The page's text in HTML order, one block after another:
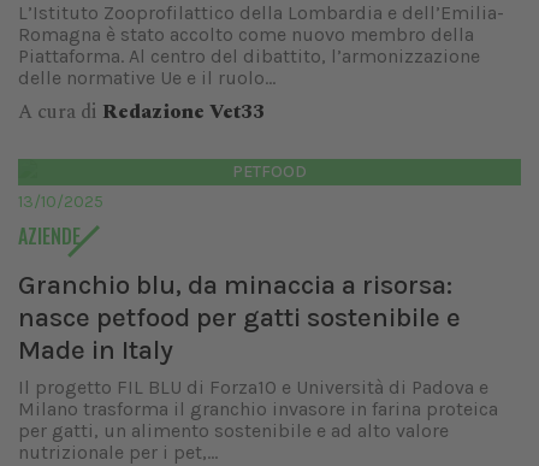
L’Istituto Zooprofilattico della Lombardia e dell’Emilia-
Romagna è stato accolto come nuovo membro della
Piattaforma. Al centro del dibattito, l’armonizzazione
delle normative Ue e il ruolo...
A cura di Redazione Vet33
PETFOOD
13/10/2025
AZIENDE
Granchio blu, da minaccia a risorsa:
nasce petfood per gatti sostenibile e
Made in Italy
Il progetto FIL BLU di Forza10 e Università di Padova e
Milano trasforma il granchio invasore in farina proteica
per gatti, un alimento sostenibile e ad alto valore
nutrizionale per i pet,...